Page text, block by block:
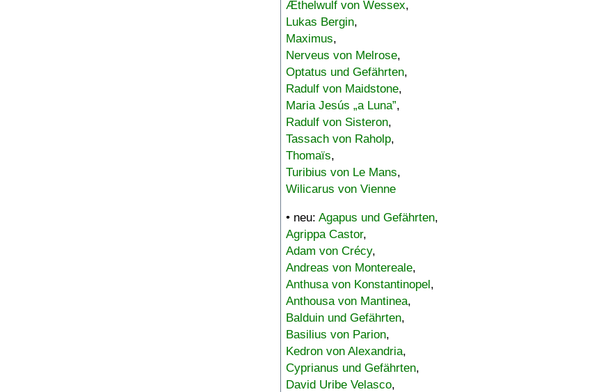
Æthelwulf von Wessex,
Lukas Bergin,
Maximus,
Nerveus von Melrose,
Optatus und Gefährten,
Radulf von Maidstone,
Maria Jesús „a Luna”,
Radulf von Sisteron,
Tassach von Raholp,
Thomaïs,
Turibius von Le Mans,
Wilicarus von Vienne
• neu: Agapus und Gefährten,
Agrippa Castor,
Adam von Crécy,
Andreas von Montereale,
Anthusa von Konstantinopel,
Anthousa von Mantinea,
Balduin und Gefährten,
Basilius von Parion,
Kedron von Alexandria,
Cyprianus und Gefährten,
David Uribe Velasco,